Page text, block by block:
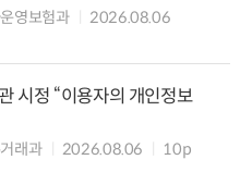
영보험과
2026.08.06
시정 “이용자의 개인정보
래과 2026.08.06 10p